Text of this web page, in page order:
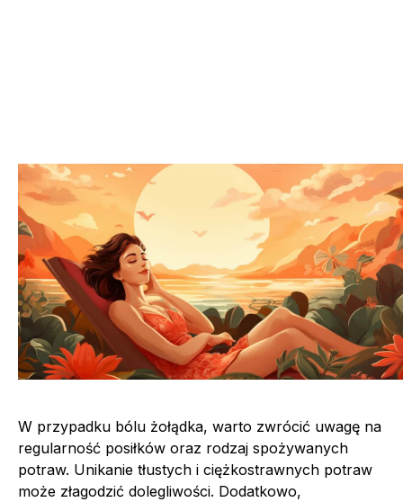
W przypadku bólu żołądka, warto zwrócić uwagę na
regularność posiłków oraz rodzaj spożywanych
potraw. Unikanie tłustych i ciężkostrawnych potraw
może złagodzić dolegliwości. Dodatkowo,